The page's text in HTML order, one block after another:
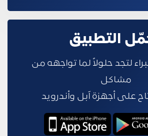
التطبيق
لتجد حلولاً لما تواجهه من
مشاكل
على أجهزة آبل وأندرويد